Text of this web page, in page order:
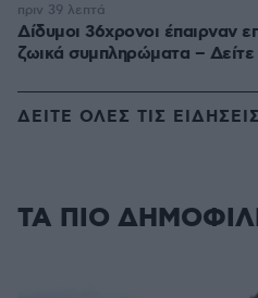
Δίδυμοι 36χρονοι έπαιρναν
ζωικά συμπληρώματα – Δείτε
πριν 39 λεπτά
ΔΕΙΤΕ ΟΛΕΣ ΤΙΣ ΕΙΔΗΣΕΙΣ
ΤΑ ΠΙΟ